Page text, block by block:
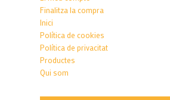
Finalitza la compra
Inici
Política de cookies
Política de privacitat
Productes
Qui som